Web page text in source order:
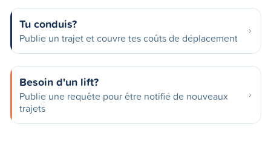
Tu conduis?
Publie un trajet et couvre tes coûts de déplacement
Besoin d'un lift?
Publie une requête pour être notifié de nouveaux
trajets